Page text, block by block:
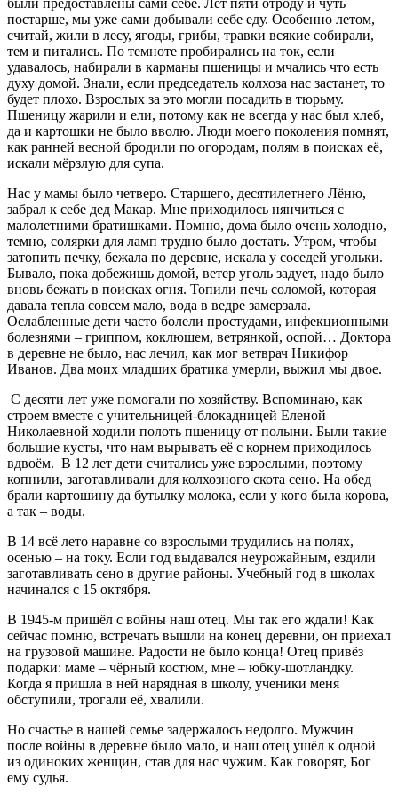
постарше, мы уже сами добывали себе еду. Особенно летом,
считай, жили в лесу, ягоды, грибы, травки всякие собирали,
тем и питались. По темноте пробирались на ток, если
удавалось, набирали в карманы пшеницы и мчались что есть
духу домой. Знали, если председатель колхоза нас застанет, то
будет плохо. Взрослых за это могли посадить в тюрьму.
Пшеницу жарили и ели, потому как не всегда у нас был хлеб,
да и картошки не было вволю. Люди моего поколения помнят,
как ранней весной бродили по огородам, полям в поисках её,
искали мёрзлую для супа.
Нас у мамы было четверо. Старшего, десятилетнего Лёню,
забрал к себе дед Макар. Мне приходилось нянчиться с
малолетними братишками. Помню, дома было очень холодно,
темно, солярки для ламп трудно было достать. Утром, чтобы
затопить печку, бежала по деревне, искала у соседей угольки.
Бывало, пока добежишь домой, ветер уголь задует, надо было
вновь бежать в поисках огня. Топили печь соломой, которая
давала тепла совсем мало, вода в ведре замерзала.
Ослабленные дети часто болели простудами, инфекционными
болезнями – гриппом, коклюшем, ветрянкой, оспой… Доктора
в деревне не было, нас лечил, как мог ветврач Никифор
Иванов. Два моих младших братика умерли, выжил мы двое.
С десяти лет уже помогали по хозяйству. Вспоминаю, как
строем вместе с учительницей-блокадницей Еленой
Николаевной ходили полоть пшеницу от полыни. Были такие
большие кусты, что нам вырывать её с корнем приходилось
вдвоём. В 12 лет дети считались уже взрослыми, поэтому
копнили, заготавливали для колхозного скота сено. На обед
брали картошину да бутылку молока, если у кого была корова,
а так – воды.
В 14 всё лето наравне со взрослыми трудились на полях,
осенью – на току. Если год выдавался неурожайным, ездили
заготавливать сено в другие районы. Учебный год в школах
начинался с 15 октября.
В 1945-м пришёл с войны наш отец. Мы так его ждали! Как
сейчас помню, встречать вышли на конец деревни, он приехал
на грузовой машине. Радости не было конца! Отец привёз
подарки: маме – чёрный костюм, мне – юбку-шотландку.
Когда я пришла в ней нарядная в школу, ученики меня
обступили, трогали её, хвалили.
Но счастье в нашей семье задержалось недолго. Мужчин
после войны в деревне было мало, и наш отец ушёл к одной
из одиноких женщин, став для нас чужим. Как говорят, Бог
ему судья.